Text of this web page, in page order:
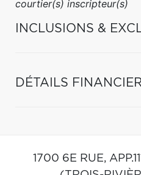
courtier(s) inscripteur(s)
INCLUSIONS &
DÉTAILS
1700 6E RUE,